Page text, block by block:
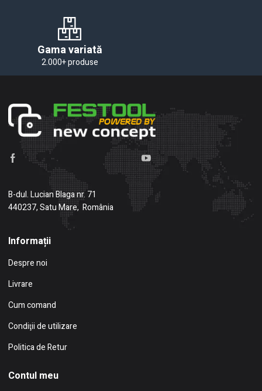
Gama variată
2.000+ produse
B-dul. Lucian Blaga nr. 71
440237, Satu Mare, România
Informații
Despre noi
Livrare
Cum comand
Condiţii de utilizare
Politica de Retur
Contul meu